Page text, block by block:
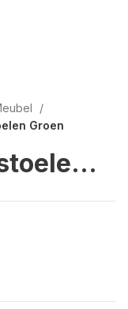
Groen
Lenora Eetkamerstoelen Groen